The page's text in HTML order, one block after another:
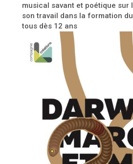
musical savant et poétique sur
son travail dans la formation
tous dès 12 ans